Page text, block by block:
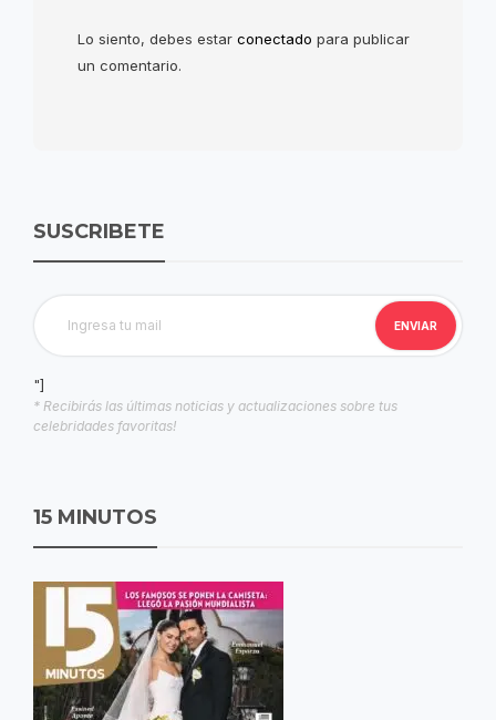
Lo siento, debes estar conectado para publicar
un comentario.
SUSCRIBETE
"]
* Recibirás las últimas noticias y actualizaciones sobre tus
celebridades favoritas!
15 MINUTOS